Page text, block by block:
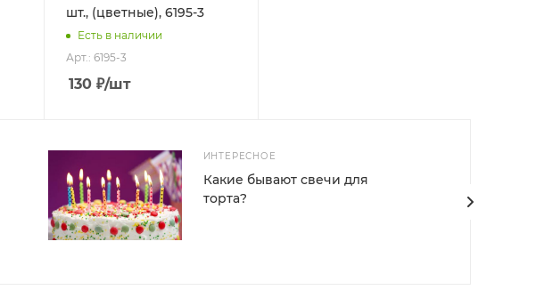
шт., (цветные), 6195-3
Есть в наличии
Арт.: 6195-3
130 ₽/шт
ИНТЕРЕСНОЕ
Какие бывают свечи для
торта?